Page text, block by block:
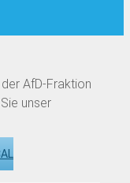
AfD-Fraktion
unser